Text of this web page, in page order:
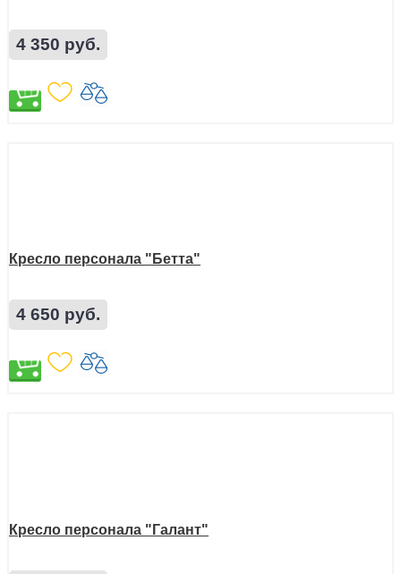
4 350 руб.
Кресло персонала "Бетта"
4 650 руб.
Кресло персонала "Галант"